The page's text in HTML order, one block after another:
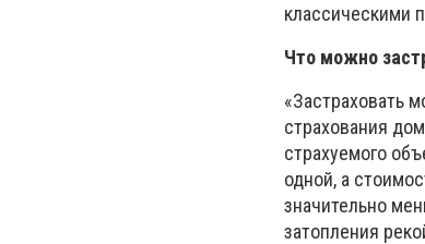
классическими
Что можно
«Застраховать
страхования
страхуемого
одной, а
значительно
затопления